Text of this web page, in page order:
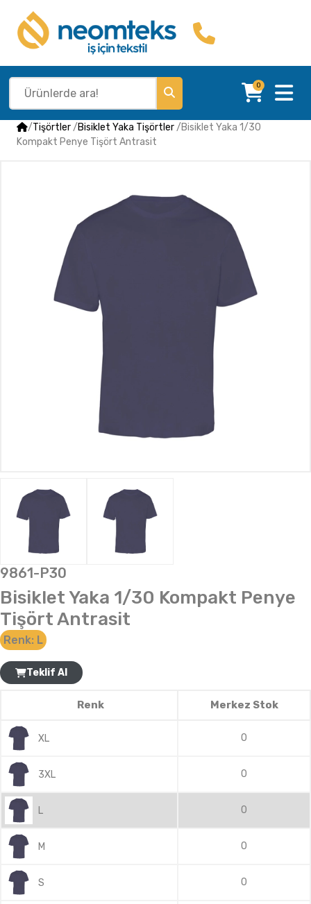
0
/Tişörtler/Bisiklet Yaka Tişörtler/Bisiklet Yaka 1/30
Kompakt Penye Tişört Antrasit
9861-P30
Bisiklet Yaka 1/30 Kompakt Penye
Tişört Antrasit
Renk: L
Teklif Al
Renk Merkez Stok
XL 0
3XL 0
L 0
M 0
S 0